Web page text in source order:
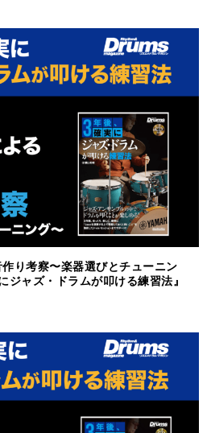
り考察〜楽器選びとチューニン
ジャズ・ドラムが叩ける練習法』